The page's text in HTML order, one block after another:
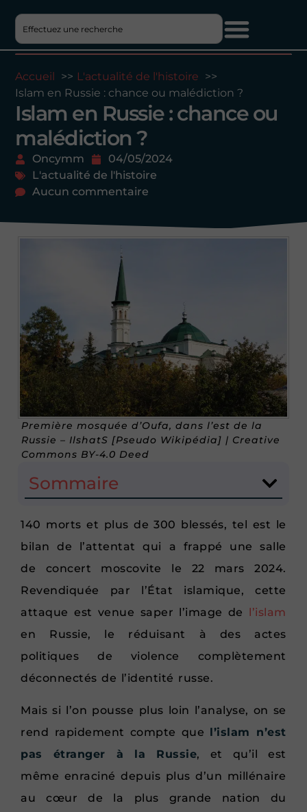
Accueil
L'actualité de l'histoire
Islam en Russie : chance ou malédiction ?
Islam en Russie : chance ou
malédiction ?
Oncymm
04/05/2024
L'actualité de l'histoire
Aucun commentaire
Première mosquée d’Oufa, dans l’est de la
Russie – IlshatS [Pseudo Wikipédia] | Creative
Commons BY-4.0 Deed
Sommaire
140 morts et plus de 300 blessés, tel est le
bilan de l’attentat qui a frappé une salle
de concert moscovite le 22 mars 2024.
Revendiquée par l’État islamique, cette
attaque est venue saper l’image de l’islam
en Russie, le réduisant à des actes
politiques de violence complètement
déconnectés de l’identité russe.
Mais si l’on pousse plus loin l’analyse, on se
rend rapidement compte que l’islam n’est
pas étranger à la Russie, et qu’il est
même enraciné depuis plus d’un millénaire
au cœur de la plus grande nation du